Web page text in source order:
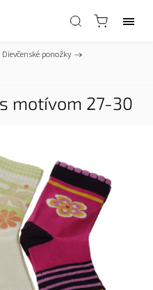
Dievčenské ponožky /
motívom 27-30